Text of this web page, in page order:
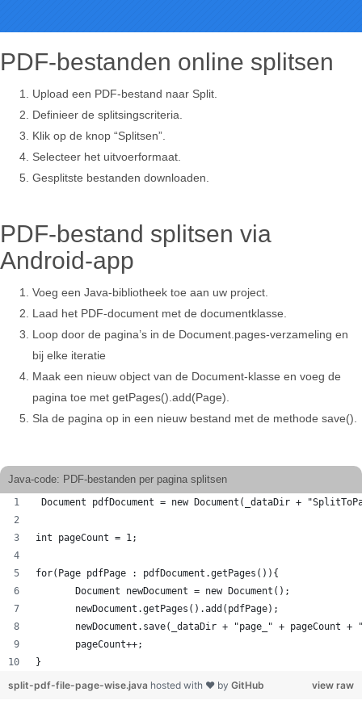
PDF-bestanden online splitsen
Upload een PDF-bestand naar Split.
Definieer de splitsingscriteria.
Klik op de knop “Splitsen”.
Selecteer het uitvoerformaat.
Gesplitste bestanden downloaden.
PDF-bestand splitsen via
Android-app
Voeg een Java-bibliotheek toe aan uw project.
Laad het PDF-document met de documentklasse.
Loop door de pagina’s in de Document.pages-verzameling en
bij elke iteratie
Maak een nieuw object van de Document-klasse en voeg de
pagina toe met getPages().add(Page).
Sla de pagina op in een nieuw bestand met de methode save().
Java-code: PDF-bestanden per pagina splitsen
Document pdfDocument = new Document(_dataDir +
int pageCount = 1;
for(Page pdfPage : pdfDocument.getPages()){
       Document newDocument = new Document();
       newDocument.getPages().add(pdfPage);
newDocument.save(_dataDir + "page_" + pageCount +
       pageCount++;
}
view raw
split-pdf-file-page-wise.java hosted with ❤ by GitHub